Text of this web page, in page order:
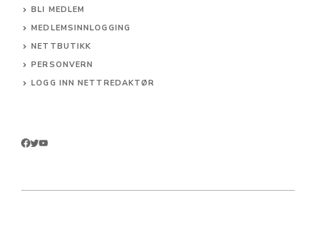
BLI MEDLEM
MEDLEMSINNLOGGING
NETTBUTIKK
PERSONVERN
LOGG INN NETTREDAKTØR